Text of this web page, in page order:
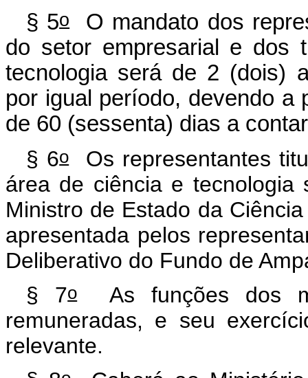
§ 5oO mandato dos
do setor empresarial e dos
tecnologia será de 2 (dois)
por igual período, devendo a
de 60 (sessenta) dias a
§ 6oOs representantes
área de ciência e tecnologia
Ministro de Estado da
apresentada pelos
Deliberativo do Fundo de
§ 7oAs funções dos
remuneradas, e seu
relevante.